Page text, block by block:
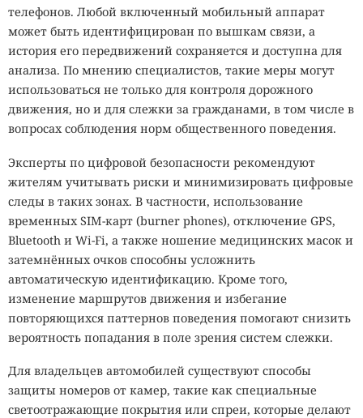
телефонов. Любой включенный мобильный аппарат
может быть идентифицирован по вышкам связи, а
история его передвижений сохраняется и доступна для
анализа. По мнению специалистов, такие меры могут
использоваться не только для контроля дорожного
движения, но и для слежки за гражданами, в том числе в
вопросах соблюдения норм общественного поведения.
Эксперты по цифровой безопасности рекомендуют
жителям учитывать риски и минимизировать цифровые
следы в таких зонах. В частности, использование
временных SIM-карт (burner phones), отключение GPS,
Bluetooth и Wi-Fi, а также ношение медицинских масок и
затемнённых очков способны усложнить
автоматическую идентификацию. Кроме того,
изменение маршрутов движения и избегание
повторяющихся паттернов поведения помогают снизить
вероятность попадания в поле зрения систем слежки.
Для владельцев автомобилей существуют способы
защиты номеров от камер, такие как специальные
светоотражающие покрытия или спреи, которые делают